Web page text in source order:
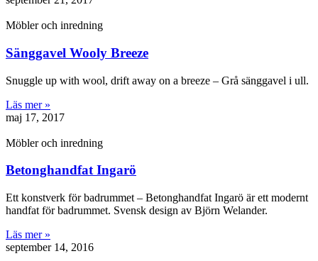
Möbler och inredning
Sänggavel Wooly Breeze
Snuggle up with wool, drift away on a breeze – Grå sänggavel i ull.
Läs mer »
maj 17, 2017
Möbler och inredning
Betonghandfat Ingarö
Ett konstverk för badrummet – Betonghandfat Ingarö är ett modernt
handfat för badrummet. Svensk design av Björn Welander.
Läs mer »
september 14, 2016